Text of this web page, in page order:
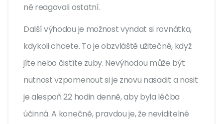
ně reagovali ostatní.
Další výhodou je možnost vyndat si rovnátka,
kdykoli chcete. To je obzvláště užitečné, když
jíte nebo čistíte zuby. Nevýhodou může být
nutnost vzpomenout si je znovu nasadit a nosit
je alespoň 22 hodin denně, aby byla léčba
účinná. A konečně, pravdou je, že neviditelné